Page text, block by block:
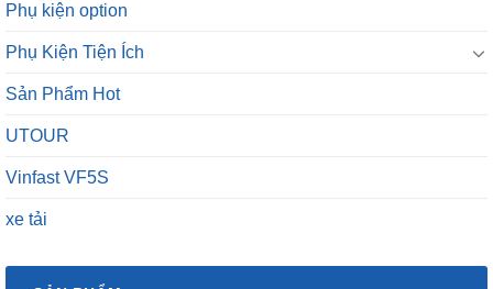
Phụ kiện option
Phụ Kiện Tiện Ích
Sản Phẩm Hot
UTOUR
Vinfast VF5S
xe tải